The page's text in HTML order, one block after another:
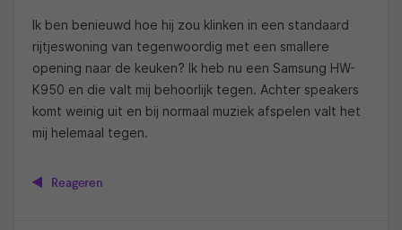
Ik ben benieuwd hoe hij zou klinken in een standaard
rijtjeswoning van tegenwoordig met een smallere
opening naar de keuken? Ik heb nu een Samsung HW-
K950 en die valt mij behoorlijk tegen. Achter speakers
komt weinig uit en bij normaal muziek afspelen valt het
mij helemaal tegen.
Reageren